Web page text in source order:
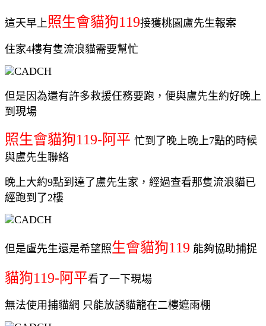
這天早上 照生會貓狗119接獲桃園盧先生報案
住家4樓有隻流浪貓需要幫忙
但是因為還有許多救援任務要跑，便與盧先生約好晚上
到現場
照生會貓狗119-阿平 忙到了晚上晚上7點的時候
與盧先生聯絡
晚上大約9點到達了盧先生家，經過查看那隻流浪貓已
經跑到了2樓
但是盧先生還是希望照生會貓狗119 能夠協助捕捉
貓狗119-阿平看了一下現場
無法使用捕貓網 只能放誘貓籠在二樓遮雨棚